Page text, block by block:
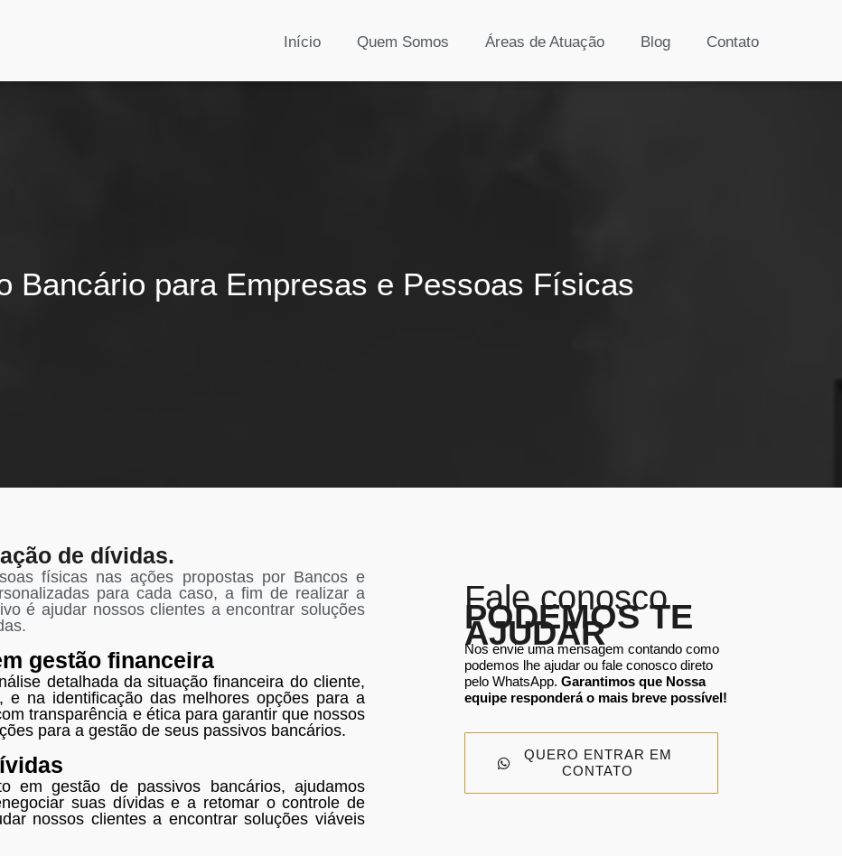
Início Quem Somos Áreas de Atuação Blog Contato
Bancário para Empresas e Pessoas Físicas
de dívidas.
físicas nas ações propostas por Bancos e
para cada caso, a fim de realizar a
é ajudar nossos clientes a encontrar soluções
gestão financeira
detalhada da situação financeira do cliente,
na identificação das melhores opções para a
transparência e ética para garantir que nossos
para a gestão de seus passivos bancários.
em gestão de passivos bancários, ajudamos
suas dívidas e a retomar o controle de
nossos clientes a encontrar soluções viáveis
Fale conosco
PODEMOS TE
AJUDAR
Nos envie uma mensagem contando como
podemos lhe ajudar ou fale conosco direto
pelo WhatsApp. Garantimos que Nossa
equipe responderá o mais breve possível!
QUERO ENTRAR EM
CONTATO